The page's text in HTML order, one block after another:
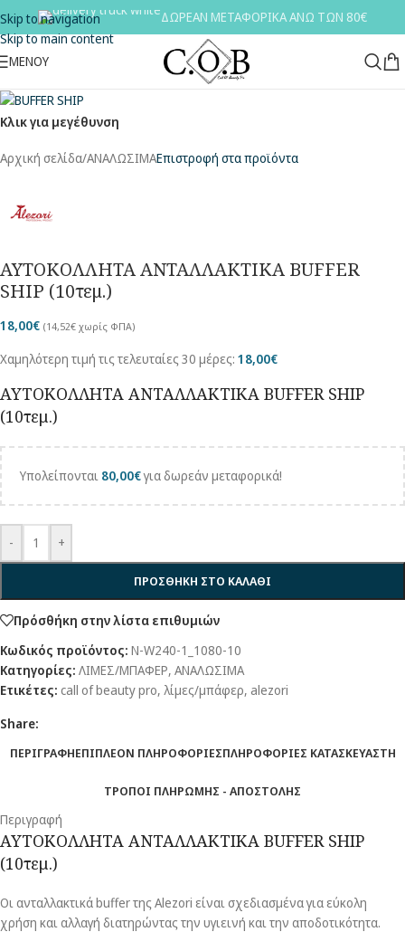
Skip to navigation
Skip to main content
ΔΩΡΕΑΝ ΜΕΤΑΦΟΡΙΚΑ ΑΝΩ ΤΩΝ 80€
ΜΕΝΟΥ
Κλικ για μεγέθυνση
Αρχική σελίδα/ΑΝΑΛΩΣΙΜΑΕπιστροφή στα προϊόντα
ΑΥΤΟΚΟΛΛΗΤΑ ΑΝΤΑΛΛΑΚΤΙΚΑ BUFFER
SHIP (10τεμ.)
18,00€ (14,52€ χωρίς ΦΠΑ)
Χαμηλότερη τιμή τις τελευταίες 30 μέρες: 18,00€
ΑΥΤΟΚΟΛΛΗΤΑ ΑΝΤΑΛΛΑΚΤΙΚΑ BUFFER SHIP
(10τεμ.)
Υπολείπονται 80,00€για δωρεάν μεταφορικά!
- +
ΠΡΟΣΘΗΚΗ ΣΤΟ ΚΑΛΑΘΙ
Πρόσθήκη στην λίστα επιθυμιών
Κωδικός προϊόντος: N-W240-1_1080-10
Κατηγορίες: ΛΙΜΕΣ/ΜΠΑΦΕΡ, ΑΝΑΛΩΣΙΜΑ
Ετικέτες: call of beauty pro, λίμες/μπάφερ, alezori
Share:
ΠΕΡΙΓΡΑΦΗΕΠΙΠΛΕΟΝ ΠΛΗΡΟΦΟΡΙΕΣΠΛΗΡΟΦΟΡΙΕΣ ΚΑΤΑΣΚΕΥΑΣΤΗ
ΤΡΟΠΟΙ ΠΛΗΡΩΜΗΣ - ΑΠΟΣΤΟΛΗΣ
Περιγραφή
ΑΥΤΟΚΟΛΛΗΤΑ ΑΝΤΑΛΛΑΚΤΙΚΑ BUFFER SHIP
(10τεμ.)
Οι ανταλλακτικά buffer της Alezori είναι σχεδιασμένα για εύκολη
χρήση και αλλαγή διατηρώντας την υγιεινή και την αποδοτικότητα.